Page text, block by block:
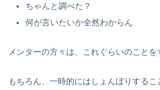
ちゃんと調べた？
何が言いたいか全然わからん
メンターの方々は、これぐらいのことを
もちろん、一時的にはしょんぼりするこ